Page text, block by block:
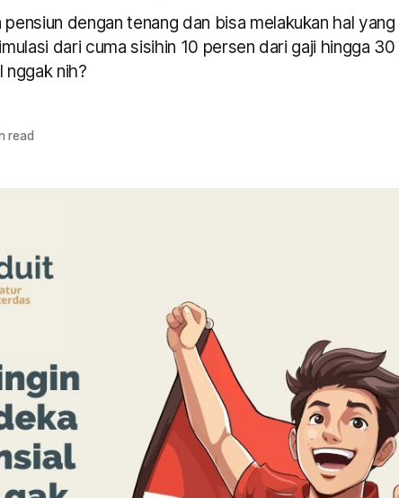
dengan tenang dan bisa melakukan hal
dari cuma sisihin 10 persen dari gaji hingga
nggak nih?
read